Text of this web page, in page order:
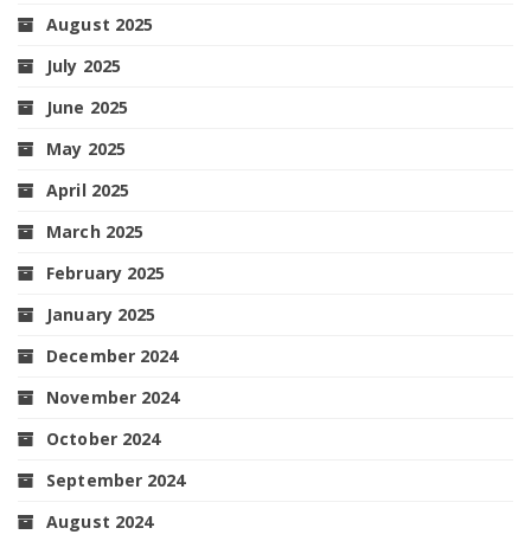
August 2025
July 2025
June 2025
May 2025
April 2025
March 2025
February 2025
January 2025
December 2024
November 2024
October 2024
September 2024
August 2024